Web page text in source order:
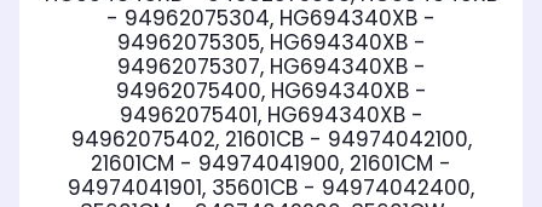
- 94962075304, HG694340XB -
94962075305, HG694340XB -
94962075307, HG694340XB -
94962075400, HG694340XB -
94962075401, HG694340XB -
94962075402, 21601CB - 94974042100,
21601CM - 94974041900, 21601CM -
94974041901, 35601CB - 94974042400,